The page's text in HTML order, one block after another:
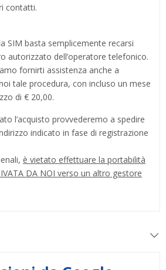
contatti.
SIM basta semplicemente recarsi
autorizzato dell’operatore telefonico.
fornirti assistenza anche a
tale procedura, con incluso un mese
di € 20,00.
l’acquisto provvederemo a spedire
indicato in fase di registrazione
è vietato effettuare la portabilità
DA NOI verso un altro gestore